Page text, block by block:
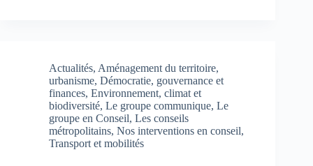
Actualités, Aménagement du territoire,
urbanisme, Démocratie, gouvernance et
finances, Environnement, climat et
biodiversité, Le groupe communique, Le
groupe en Conseil, Les conseils
métropolitains, Nos interventions en conseil,
Transport et mobilités